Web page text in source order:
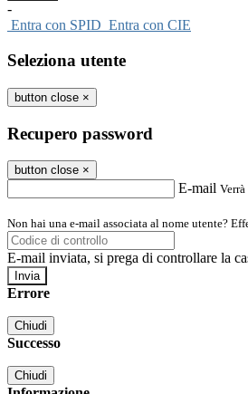
-
Entra con SPID Entra con CIE
Seleziona utente
button close ×
Recupero password
button close ×
E-mail
Non hai una e-mail associata al nome utente?
E-mail inviata, si prega di controllare la
Errore
Chiudi
Successo
Chiudi